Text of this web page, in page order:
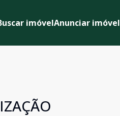
imóvelAnunciar imóvel